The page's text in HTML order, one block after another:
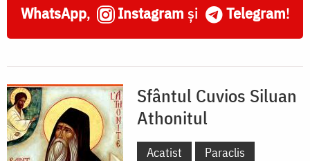
WhatsApp, Instagram și Telegram!
Sfântul Cuvios Siluan
Athonitul
Acatist
Paraclis